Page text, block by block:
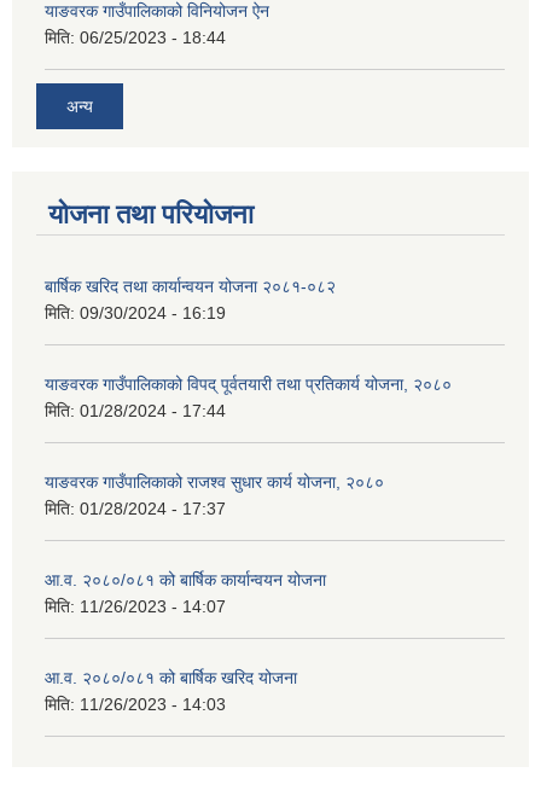
याङवरक गाउँपालिकाको विनियोजन ऐन
मिति: 06/25/2023 - 18:44
अन्य
योजना तथा परियोजना
बार्षिक खरिद तथा कार्यान्वयन योजना २०८१-०८२
मिति: 09/30/2024 - 16:19
याङवरक गाउँपालिकाको विपद् पूर्वतयारी तथा प्रतिकार्य योजना, २०८०
मिति: 01/28/2024 - 17:44
याङवरक गाउँपालिकाको राजश्व सुधार कार्य योजना, २०८०
मिति: 01/28/2024 - 17:37
आ.व. २०८०/०८१ को बार्षिक कार्यान्वयन योजना
मिति: 11/26/2023 - 14:07
आ.व. २०८०/०८१ को बार्षिक खरिद योजना
मिति: 11/26/2023 - 14:03